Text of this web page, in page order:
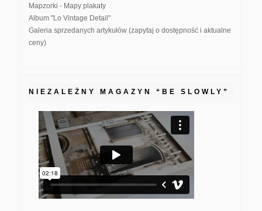
Mapzorki - Mapy plakaty
Album "Lo Vintage Detail"
Galeria sprzedanych artykułów (zapytaj o dostępność i aktualne
ceny)
NIEZALEŻNY MAGAZYN “BE SLOWLY”